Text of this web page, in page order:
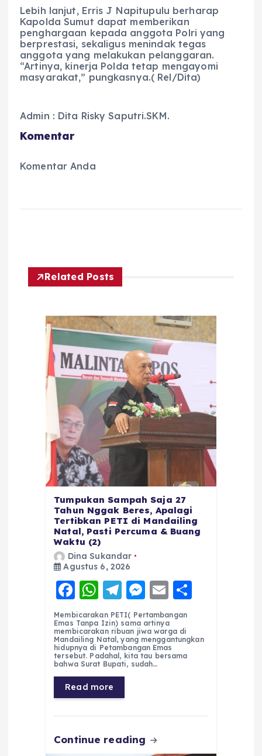
Lebih lanjut, Erris J Napitupulu berharap
Kapolda Sumut dapat memberikan
penghargaan kepada anggota Polri yang
berprestasi, sekaligus menindak tegas
anggota yang melakukan pelanggaran.
“Artinya, kinerja Polda tetap mengayomi
masyarakat,” pungkasnya.( Rel/Dita)
Admin : Dita Risky Saputri.SKM.
Komentar
Komentar Anda
Related Posts
Tumpukan Sampah Saja 27
Tahun Nggak Beres, Apalagi
Tertibkan PETI di Mandailing
Natal, Pasti Percuma & Buang
Waktu (2)
Dina Sukandar
Agustus 6, 2026
F
a
c
e
b
o
o
k
W
h
a
ts
A
p
p
T
el
e
g
r
a
m
M
e
ss
e
n
E
m
ai
l
re
Membicarakan PETI( Pertambangan
Emas Tanpa Izin) sama artinya
membicarakan ribuan jiwa warga di
Mandailing Natal, yang menggantungkan
hidupnya di Petambangan Emas
tersebut. Padahal, kita tau bersama
bahwa Surat Bupati, sudah…
Read more
Continue reading